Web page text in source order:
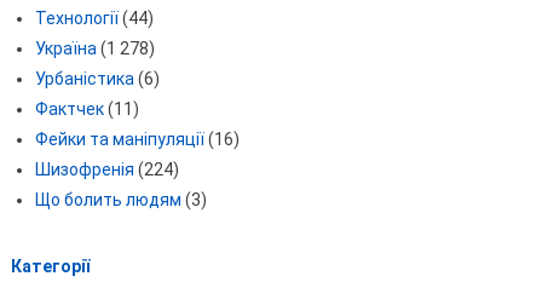
Технології(44)
Україна (1 278)
Урбаністика (6)
Фактчек(11)
Фейки та маніпуляції(16)
Шизофренія (224)
Що болить людям (3)
Категорії